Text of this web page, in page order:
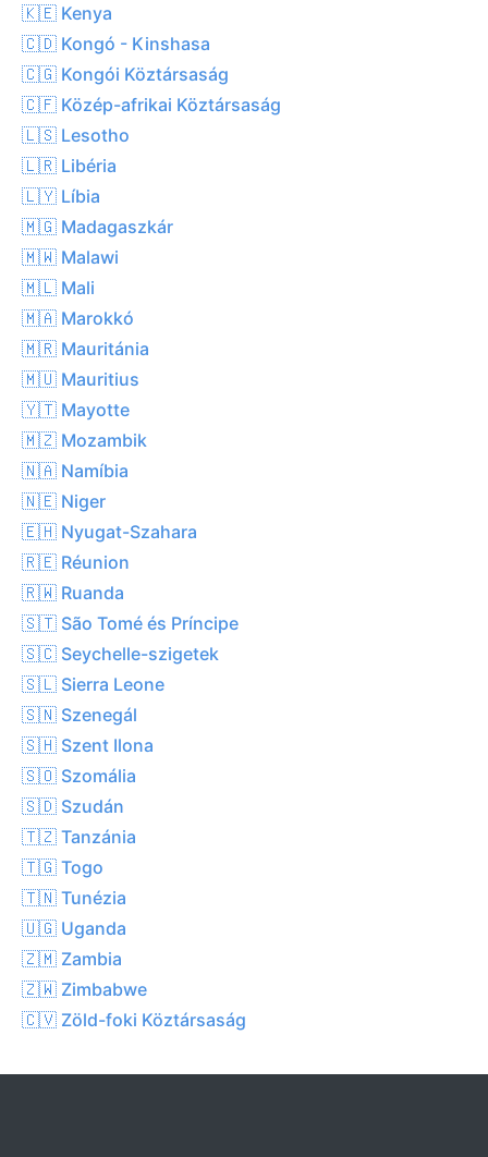
🇰🇪 Kenya
🇨🇩 Kongó - Kinshasa
🇨🇬 Kongói Köztársaság
🇨🇫 Közép-afrikai Köztársaság
🇱🇸 Lesotho
🇱🇷 Libéria
🇱🇾 Líbia
🇲🇬 Madagaszkár
🇲🇼 Malawi
🇲🇱 Mali
🇲🇦 Marokkó
🇲🇷 Mauritánia
🇲🇺 Mauritius
🇾🇹 Mayotte
🇲🇿 Mozambik
🇳🇦 Namíbia
🇳🇪 Niger
🇪🇭 Nyugat-Szahara
🇷🇪 Réunion
🇷🇼 Ruanda
🇸🇹 São Tomé és Príncipe
🇸🇨 Seychelle-szigetek
🇸🇱 Sierra Leone
🇸🇳 Szenegál
🇸🇭 Szent Ilona
🇸🇴 Szomália
🇸🇩 Szudán
🇹🇿 Tanzánia
🇹🇬 Togo
🇹🇳 Tunézia
🇺🇬 Uganda
🇿🇲 Zambia
🇿🇼 Zimbabwe
🇨🇻 Zöld-foki Köztársaság